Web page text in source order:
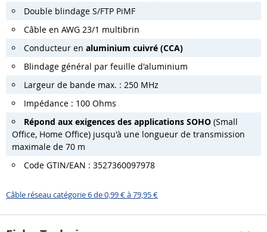
Double blindage S/FTP PiMF
Câble en AWG 23/1 multibrin
Conducteur en aluminium cuivré (CCA)
Blindage général par feuille d'aluminium
Largeur de bande max. : 250 MHz
Impédance : 100 Ohms
Répond aux exigences des applications SOHO (Small
Office, Home Office) jusqu'à une longueur de transmission
maximale de 70 m
Code GTIN/EAN : 3527360097978
Câble réseau catégorie 6 de 0,99 € à 79,95 €